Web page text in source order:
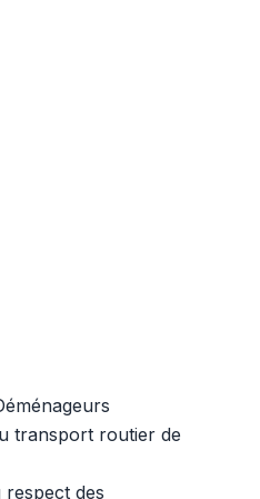
transport routier de
des